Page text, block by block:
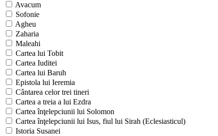
Avacum
Sofonie
Agheu
Zaharia
Maleahi
Cartea lui Tobit
Cartea Iuditei
Cartea lui Baruh
Epistola lui Ieremia
Cântarea celor trei tineri
Cartea a treia a lui Ezdra
Cartea înţelepciunii lui Solomon
Cartea înţelepciunii lui Isus, fiul lui Sirah (Eclesiasticul)
Istoria Susanei